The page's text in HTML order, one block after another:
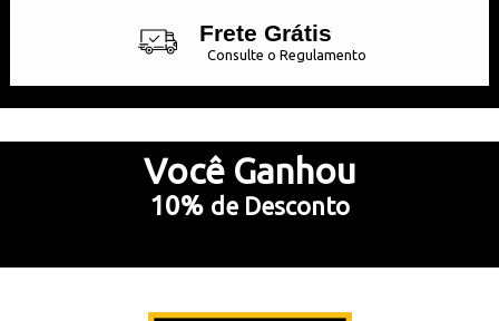
Frete Grátis
Consulte o Regulamento
no Cartão de Crédito
5% Desconto
Você Ganhou
10% de Desconto